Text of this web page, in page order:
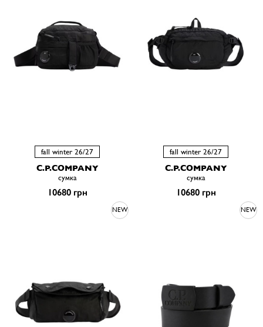
fall winter 26/27
C.P.COMPANY
сумка
10680 грн
fall winter 26/27
C.P.COMPANY
сумка
10680 грн
NEW NEW